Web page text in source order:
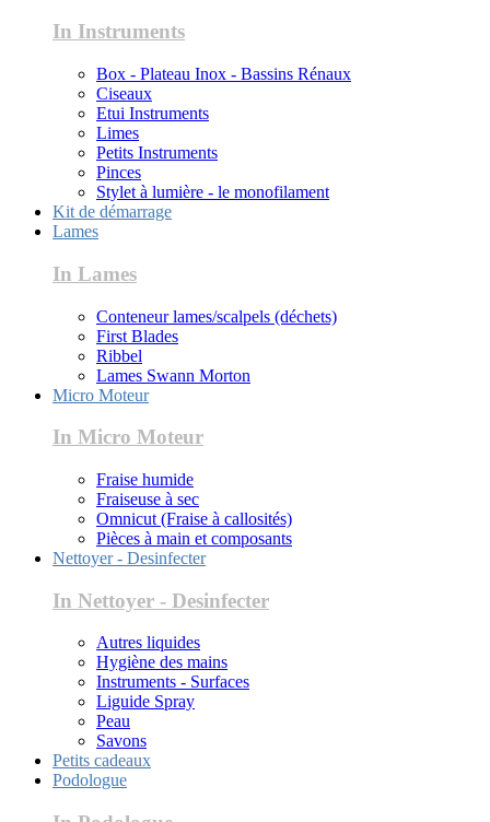
In Instruments
Box - Plateau Inox - Bassins Rénaux
Ciseaux
Etui Instruments
Limes
Petits Instruments
Pinces
Stylet à lumière - le monofilament
Kit de démarrage
Lames
In Lames
Conteneur lames/scalpels (déchets)
First Blades
Ribbel
Lames Swann Morton
Micro Moteur
In Micro Moteur
Fraise humide
Fraiseuse à sec
Omnicut (Fraise à callosités)
Pièces à main et composants
Nettoyer - Desinfecter
In Nettoyer - Desinfecter
Autres liquides
Hygiène des mains
Instruments - Surfaces
Liguide Spray
Peau
Savons
Petits cadeaux
Podologue